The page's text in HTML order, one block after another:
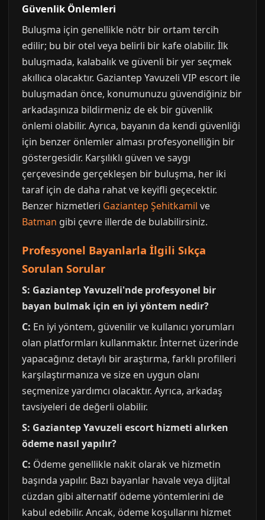
Güvenlik Önlemleri
Buluşma için genellikle nötr bir ortam tercih
edilir; bu bir otel veya belirli bir kafe olabilir. İlk
buluşmada, kalabalık ve güvenli bir yer seçmek
akıllıca olacaktır. Gaziantep Yavuzeli VIP escort ile
buluşmadan önce, konumunuzu güvendiğiniz bir
arkadaşınıza bildirmeniz de ek bir güvenlik
önlemi olabilir. Ayrıca, bayanın da kendi güvenliği
için benzer önlemler alması profesyonelliğin bir
göstergesidir. Karşılıklı güven ve saygı
çerçevesinde gerçekleşen bir buluşma, her iki
taraf için de daha rahat ve keyifli geçecektir.
Benzer hizmetleri Gaziantep Şehitkamil ve
Batman gibi çevre illerde de bulabilirsiniz.
Profesyonel Bayanlarla İlgili Sıkça
Sorulan Sorular
S: Gaziantep Yavuzeli'nde profesyonel bir
bayan bulmak için en iyi yöntem nedir?
C: En iyi yöntem, güvenilir ve kullanıcı yorumları
olan platformları kullanmaktır. İnternet üzerinde
yapacağınız detaylı bir araştırma, farklı profilleri
karşılaştırmanıza ve size en uygun olanı
seçmenize yardımcı olacaktır. Ayrıca, arkadaş
tavsiyeleri de değerli olabilir.
S: Gaziantep Yavuzeli escort hizmeti alırken
ödeme nasıl yapılır?
C: Ödeme genellikle nakit olarak ve hizmetin
başında yapılır. Bazı bayanlar havale veya dijital
cüzdan gibi alternatif ödeme yöntemlerini de
kabul edebilir. Ancak, ödeme koşullarını hizmet